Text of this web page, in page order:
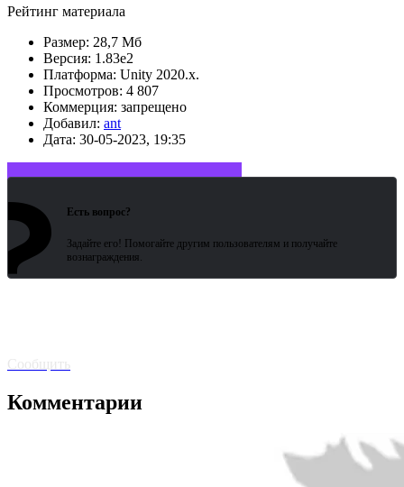
Рейтинг материала
Размер: 28,7 Мб
Версия: 1.83e2
Платформа: Unity 2020.x.
Просмотров: 4 807
Коммерция: запрещено
Добавил: ant
Дата: 30-05-2023, 19:35
Есть вопрос?
Задайте его! Помогайте другим пользователям и получайте
вознаграждения.
Сообщить
Комментарии